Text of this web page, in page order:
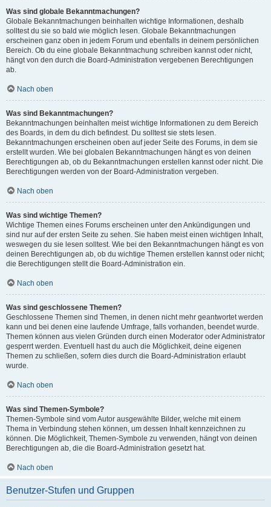
Was sind globale Bekanntmachungen?
Globale Bekanntmachungen beinhalten wichtige Informationen, deshalb
solltest du sie so bald wie möglich lesen. Globale Bekanntmachungen
erscheinen ganz oben in jedem Forum und ebenfalls in deinem persönlichen
Bereich. Ob du eine globale Bekanntmachung schreiben kannst oder nicht,
hängt von den durch die Board-Administration vergebenen Berechtigungen
ab.
Nach oben
Was sind Bekanntmachungen?
Bekanntmachungen beinhalten meist wichtige Informationen zu dem Bereich
des Boards, in dem du dich befindest. Du solltest sie stets lesen.
Bekanntmachungen erscheinen oben auf jeder Seite des Forums, in dem sie
erstellt wurden. Wie bei globalen Bekanntmachungen hängt es von deinen
Berechtigungen ab, ob du Bekanntmachungen erstellen kannst oder nicht. Die
Berechtigungen werden von der Board-Administration vergeben.
Nach oben
Was sind wichtige Themen?
Wichtige Themen eines Forums erscheinen unter den Ankündigungen und
sind nur auf der ersten Seite zu sehen. Sie haben meist einen wichtigen Inhalt,
weswegen du sie lesen solltest. Wie bei den Bekanntmachungen hängt es von
deinen Berechtigungen ab, ob du wichtige Themen erstellen kannst oder nicht;
die Berechtigungen stellt die Board-Administration ein.
Nach oben
Was sind geschlossene Themen?
Geschlossene Themen sind Themen, in denen nicht mehr geantwortet werden
kann und bei denen eine laufende Umfrage, falls vorhanden, beendet wurde.
Themen können aus vielen Gründen durch einen Moderator oder Administrator
gesperrt werden. Eventuell hast du auch die Möglichkeit, deine eigenen
Themen zu schließen, sofern dies durch die Board-Administration erlaubt
wurde.
Nach oben
Was sind Themen-Symbole?
Themen-Symbole sind vom Autor ausgewählte Bilder, welche mit einem
Thema in Verbindung stehen können, um dessen Inhalt kennzeichnen zu
können. Die Möglichkeit, Themen-Symbole zu verwenden, hängt von deinen
Berechtigungen ab, die die Board-Administration gesetzt hat.
Nach oben
Benutzer-Stufen und Gruppen